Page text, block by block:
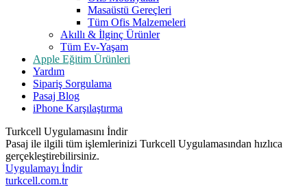
Masaüstü Gereçleri
Tüm Ofis Malzemeleri
Akıllı & İlginç Ürünler
Tüm Ev-Yaşam
Apple Eğitim Ürünleri
Yardım
Sipariş Sorgulama
Pasaj Blog
iPhone Karşılaştırma
Turkcell Uygulamasını İndir
Pasaj ile ilgili tüm işlemlerinizi Turkcell Uygulamasından hızlıca
gerçekleştirebilirsiniz.
Uygulamayı İndir
turkcell.com.tr